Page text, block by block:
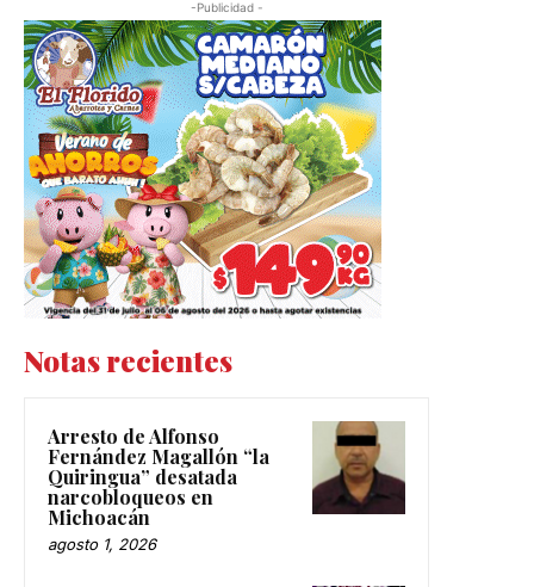
-Publicidad -
Notas recientes
Arresto de Alfonso
Fernández Magallón “la
Quiringua” desatada
narcobloqueos en
Michoacán
agosto 1, 2026